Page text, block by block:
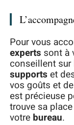
Pour vous
experts sont à
conseillent sur
supports et
vos goûts et
est précieuse
trouve sa
votre bureau.